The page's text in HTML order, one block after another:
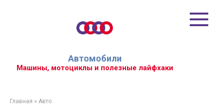
Автомобили
Машины, мотоциклы и полезные лайфхаки
Главная » Авто